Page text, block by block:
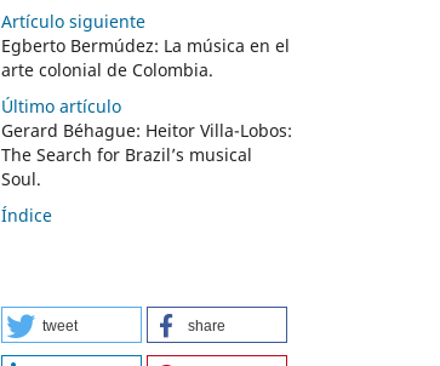
Artículo siguiente
Egberto Bermúdez: La música en el
arte colonial de Colombia.
Último artículo
Gerard Béhague: Heitor Villa-Lobos:
The Search for Brazil’s musical
Soul.
Índice
tweet share